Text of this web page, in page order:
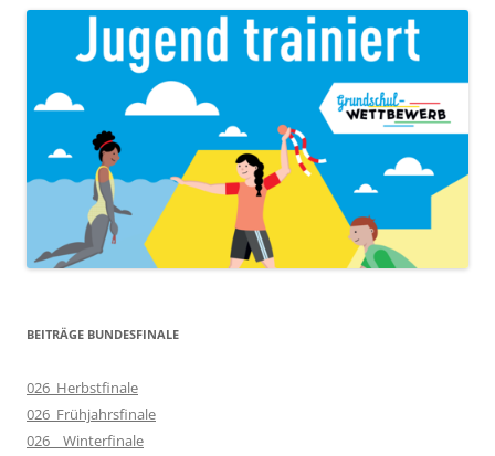
BEITRÄGE BUNDESFINALE
026_Herbstfinale
026_Frühjahrsfinale
026__Winterfinale